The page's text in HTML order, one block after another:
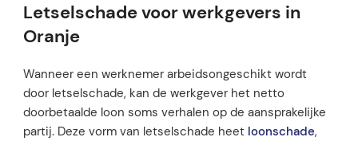
Letselschade voor werkgevers in
Oranje
Wanneer een werknemer arbeidsongeschikt wordt
door letselschade, kan de werkgever het netto
doorbetaalde loon soms verhalen op de aansprakelijke
partij. Deze vorm van letselschade heet loonschade,